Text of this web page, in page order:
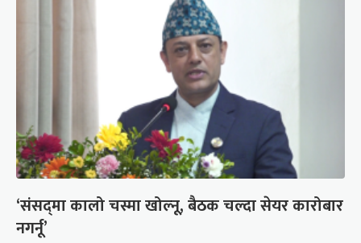
‘संसद्‍मा कालो चस्मा खोल्नू, बैठक चल्दा सेयर कारोबार
नगर्नू’